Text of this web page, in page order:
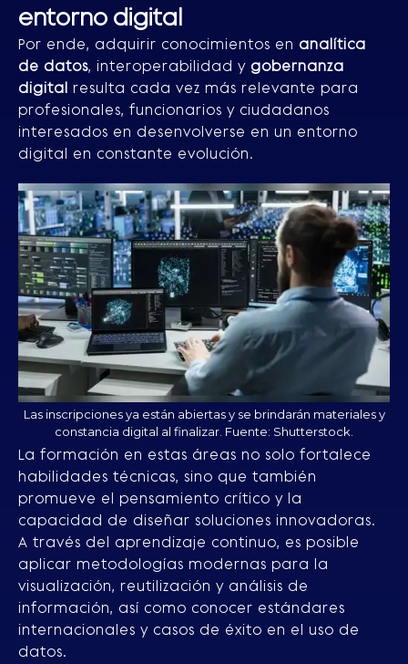
entorno digital
Por ende, adquirir conocimientos en analítica
de datos, interoperabilidad y gobernanza
digital resulta cada vez más relevante para
profesionales, funcionarios y ciudadanos
interesados en desenvolverse en un entorno
digital en constante evolución.
Las inscripciones ya están abiertas y se brindarán materiales y
constancia digital al finalizar. Fuente: Shutterstock.
La formación en estas áreas no solo fortalece
habilidades técnicas, sino que también
promueve el pensamiento crítico y la
capacidad de diseñar soluciones innovadoras.
A través del aprendizaje continuo, es posible
aplicar metodologías modernas para la
visualización, reutilización y análisis de
información, así como conocer estándares
internacionales y casos de éxito en el uso de
datos.